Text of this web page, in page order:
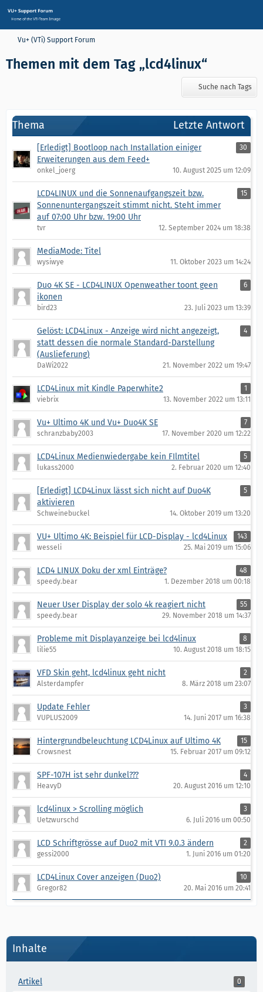
Vu+ (VTi) Support Forum
Themen mit dem Tag „lcd4linux“
Suche nach Tags
Thema Letzte Antwort
[Erledigt] Bootloop nach Installation einiger
Erweiterungen aus dem Feed+
30
onkel_joerg 10. August 2025 um 12:09
LCD4LINUX und die Sonnenaufgangszeit bzw.
Sonnenuntergangszeit stimmt nicht. Steht immer
auf 07:00 Uhr bzw. 19:00 Uhr
15
tvr 12. September 2024 um 18:38
MediaMode: Titel
wysiwye 11. Oktober 2023 um 14:24
Duo 4K SE - LCD4LINUX Openweather toont geen
ikonen
6
bird23 23. Juli 2023 um 13:39
Gelöst: LCD4Linux - Anzeige wird nicht angezeigt,
statt dessen die normale Standard-Darstellung
(Auslieferung)
4
DaWi2022 21. November 2022 um 19:47
LCD4Linux mit Kindle Paperwhite2
1
viebrix
13. November 2022 um 13:11
Vu+ Ultimo 4K und Vu+ Duo4K SE
7
schranzbaby2003
17. November 2020 um 12:22
LCD4Linux Medienwiedergabe kein FIlmtitel
5
lukass2000
2. Februar 2020 um 12:40
[Erledigt] LCD4Linux lässt sich nicht auf Duo4K
aktivieren
5
Schweinebuckel 14. Oktober 2019 um 13:20
VU+ Ultimo 4K: Beispiel für LCD-Display - lcd4Linux
143
wesseli
25. Mai 2019 um 15:06
LCD4 LINUX Doku der xml Einträge?
48
speedy.bear
1. Dezember 2018 um 00:18
Neuer User Display der solo 4k reagiert nicht
55
speedy.bear
29. November 2018 um 14:37
Probleme mit Displayanzeige bei lcd4linux
8
lilie55
10. August 2018 um 18:15
VFD Skin geht, lcd4linux geht nicht
2
Alsterdampfer
8. März 2018 um 23:07
Update Fehler
3
VUPLUS2009
14. Juni 2017 um 16:38
Hintergrundbeleuchtung LCD4Linux auf Ultimo 4K
15
Crowsnest
15. Februar 2017 um 09:12
SPF-107H ist sehr dunkel???
4
HeavyD
20. August 2016 um 12:10
lcd4linux > Scrolling möglich
3
Uetzwurschd
6. Juli 2016 um 00:50
LCD Schriftgrösse auf Duo2 mit VTI 9.0.3 ändern
2
gessi2000
1. Juni 2016 um 01:20
LCD4Linux Cover anzeigen (Duo2)
10
Gregor82
20. Mai 2016 um 20:41
Inhalte
Artikel 0